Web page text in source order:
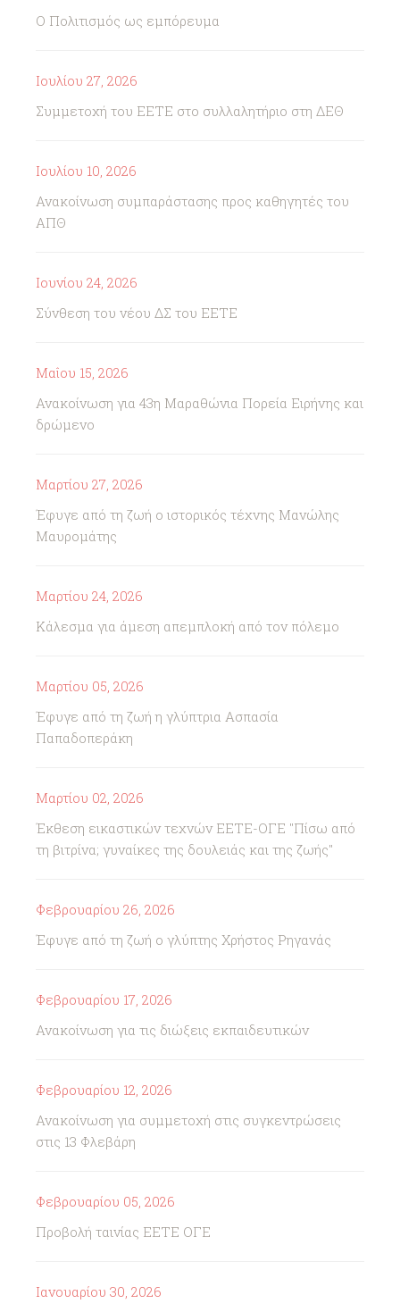
Ο Πολιτισμός ως εμπόρευμα
Ιουλίου 27, 2026
Συμμετοχή του ΕΕΤΕ στο συλλαλητήριο στη ΔΕΘ
Ιουλίου 10, 2026
Ανακοίνωση συμπαράστασης προς καθηγητές του
ΑΠΘ
Ιουνίου 24, 2026
Σύνθεση του νέου ΔΣ του ΕΕΤΕ
Μαΐου 15, 2026
Ανακοίνωση για 43η Μαραθώνια Πορεία Ειρήνης και
δρώμενο
Μαρτίου 27, 2026
Έφυγε από τη ζωή ο ιστορικός τέχνης Μανώλης
Μαυρομάτης
Μαρτίου 24, 2026
Κάλεσμα για άμεση απεμπλοκή από τον πόλεμο
Μαρτίου 05, 2026
Έφυγε από τη ζωή η γλύπτρια Ασπασία
Παπαδοπεράκη
Μαρτίου 02, 2026
Έκθεση εικαστικών τεχνών ΕΕΤΕ-ΟΓΕ "Πίσω από
τη βιτρίνα; γυναίκες της δουλειάς και της ζωής"
Φεβρουαρίου 26, 2026
Έφυγε από τη ζωή ο γλύπτης Χρήστος Ρηγανάς
Φεβρουαρίου 17, 2026
Ανακοίνωση για τις διώξεις εκπαιδευτικών
Φεβρουαρίου 12, 2026
Ανακοίνωση για συμμετοχή στις συγκεντρώσεις
στις 13 Φλεβάρη
Φεβρουαρίου 05, 2026
Προβολή ταινίας ΕΕΤΕ ΟΓΕ
Ιανουαρίου 30, 2026